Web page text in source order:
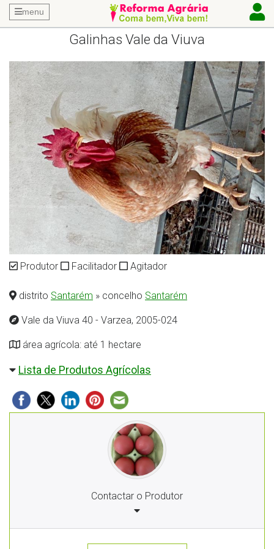
menu
Galinhas Vale da Viuva
Produtor Facilitador Agitador
distrito Santarém » concelho Santarém
Vale da Viuva 40 - Varzea, 2005-024
área agrícola: até 1 hectare
Lista de Produtos Agrícolas
Contactar o Produtor